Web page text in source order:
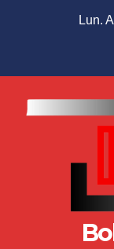
Lun.